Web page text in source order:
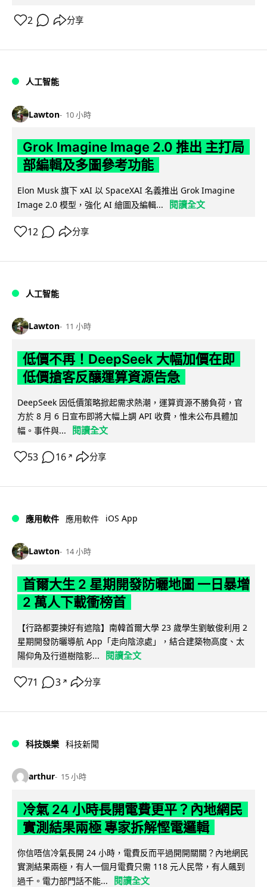
2 分享
人工智能
Lawton 10 小時
Grok Imagine Image 2.0 推出 主打局
部編輯及多圖參考功能
Elon Musk 旗下 xAI 以 SpaceXAI 名義推出 Grok Imagine
Image 2.0 模型，強化 AI 繪圖及編輯...
閱讀全文
12 分享
人工智能
Lawton 11 小時
低價不再！DeepSeek 大幅加價在即
低價搶客反釀運算資源告急
DeepSeek 因低價策略掀起需求熱潮，運算資源不勝負荷，官
方於 8 月 6 日宣布即將大幅上調 API 收費，惟未公布具體加
幅。事件與...
閱讀全文
53 16 ↗ 分享
應用軟件 應用軟件 iOS App
Lawton 14 小時
首爾大生 2 星期開發防曬地圖 一日暴增
2 萬人下載衝榜首
【行路都要揀好有遮陰】南韓首爾大學 23 歲學生劉敏俊利用 2
星期開發防曬導航 App「走向陰涼處」，結合建築物高度、太
陽仰角及行道樹陰影...
閱讀全文
71 3 ↗ 分享
科技娛樂 科技新聞
arthur 15 小時
冷氣 24 小時長開電費更平？內地網民
實測結果兩極 專家拆解慳電邏輯
你信唔信冷氣長開 24 小時，電費反而平過開開關關？內地網民
實測結果兩極，有人一個月電費只需 118 元人民幣，有人飆到
過千。電力部門話不能...
閱讀全文